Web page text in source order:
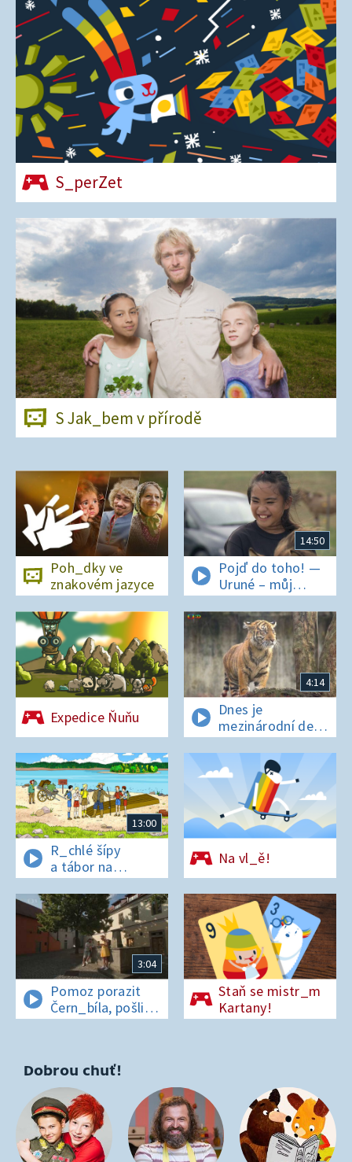
S_perZet
S Jak_bem v přírodě
Poh_dky ve
znakovém jazyce
14:50
Pojď do toho! —
Uruné – můj
horský koník
Expedice Ňuňu
4:14
Dnes je
mezinárodní den
t_grů
13:00
R_chlé šípy
a tábor na
os_rově
Na vl_ě!
3:04
Pomoz porazit
Čern_bíla, pošli
pís_enko
Staň se mistr_m
Kartany!
Dobrou chuť!